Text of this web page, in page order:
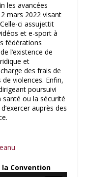
les avancées
mars 2022 visant
ci assujettit
et e-sport à
fédérations
l’existence de
et
des frais de
violences. Enfin,
poursuivi
ou la sécurité
auprès des
Convention